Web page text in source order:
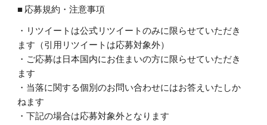
■ 応募規約・注意事項
・リツイートは公式リツイートのみに限らせていただき
ます（引用リツイートは応募対象外）
・ご応募は日本国内にお住まいの方に限らせていただき
ます
・当落に関する個別のお問い合わせにはお答えいたしか
ねます
・下記の場合は応募対象外となります